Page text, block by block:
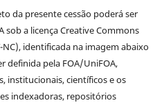
da presente cessão poderá ser
sob a licença Creative Commons
identificada na imagem abaixo
definida pela FOA/UniFOA,
institucionais, científicos e os
indexadoras, repositórios